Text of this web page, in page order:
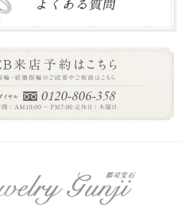
なりありがとうございました。 誠に勝
間を年末年始休業とさせて頂き...